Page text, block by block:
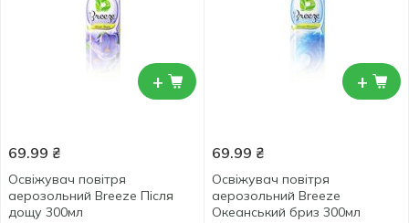
+
69.99 ₴
Освіжувач повітря
аерозольний Breeze Після
дощу 300мл
+
69.99 ₴
Освіжувач повітря
аерозольний Breeze
Океанський бриз 300мл